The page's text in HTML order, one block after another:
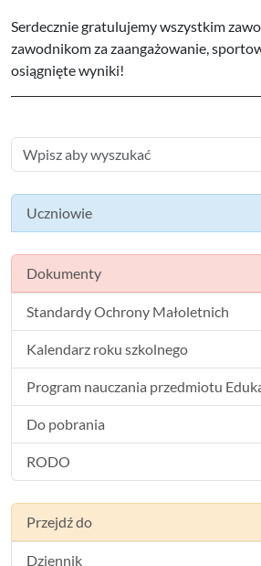
Serdecznie gratulujemy wszystkim
zawodnikom za zaangażowanie,
osiągnięte wyniki!
Uczniowie
Dokumenty
Standardy Ochrony Małoletnich
Kalendarz roku szkolnego
Program nauczania przedmiotu
Do pobrania
RODO
Przejdź do
Dziennik